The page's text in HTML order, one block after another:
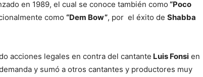
en 1989, el cual se conoce también como “Poco
como “Dem Bow”, por el éxito de Shabba
acciones legales en contra del cantante Luis Fonsi en
y sumó a otros cantantes y productores muy